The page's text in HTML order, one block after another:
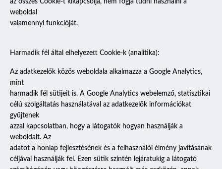
az összes Cookie-t kikapcsolja, nem fogja tudni használni a
weboldal
valamennyi funkcióját.
Harmadik fél által elhelyezett Cookie-k (analitika):
Az adatkezelők közös weboldala alkalmazza a Google Analytics,
mint
harmadik fél sütijeit is. A Google Analytics webelemző, statisztikai
célú szolgáltatás használatával az adatkezelők információkat
gyűjtenek
azzal kapcsolatban, hogy a látogatók hogyan használják a
weboldalt. Az
adatot a honlap fejlesztésének és a felhasználói élmény javításának
céljával használják fel. Ezen sütik szintén lejáratukig a látogató